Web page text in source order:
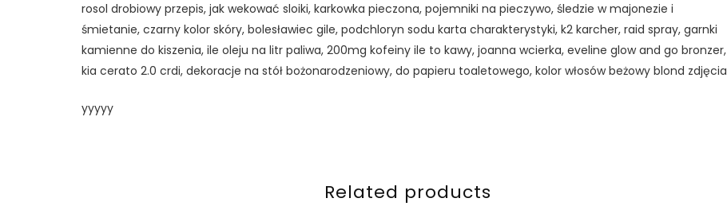
rosol drobiowy przepis, jak wekować sloiki, karkowka pieczona, pojemniki na pieczywo, śledzie w majonezie i
śmietanie, czarny kolor skóry, bolesławiec gile, podchloryn sodu karta charakterystyki, k2 karcher, raid spray, garnki
kamienne do kiszenia, ile oleju na litr paliwa, 200mg kofeiny ile to kawy, joanna wcierka, eveline glow and go bronzer,
kia cerato 2.0 crdi, dekoracje na stół bożonarodzeniowy, do papieru toaletowego, kolor włosów beżowy blond zdjęcia
yyyyy
Related products